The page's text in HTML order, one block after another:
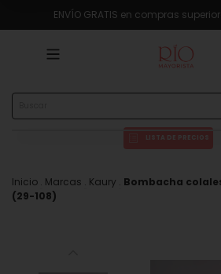
ENVÍO GRATIS en compras
LISTA DE PRECIOS
Inicio . Marcas . Kaury . Bombacha
(29-108)